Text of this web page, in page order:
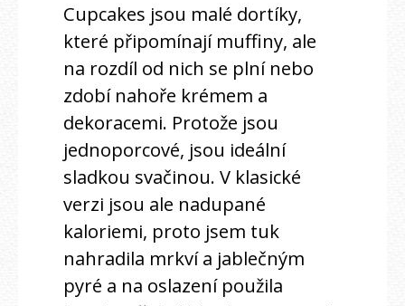
Cupcakes jsou malé dortíky,
které připomínají muffiny, ale
na rozdíl od nich se plní nebo
zdobí nahoře krémem a
dekoracemi. Protože jsou
jednoporcové, jsou ideální
sladkou svačinou. V klasické
verzi jsou ale nadupané
kaloriemi, proto jsem tuk
nahradila mrkví a jablečným
pyré a na oslazení použila